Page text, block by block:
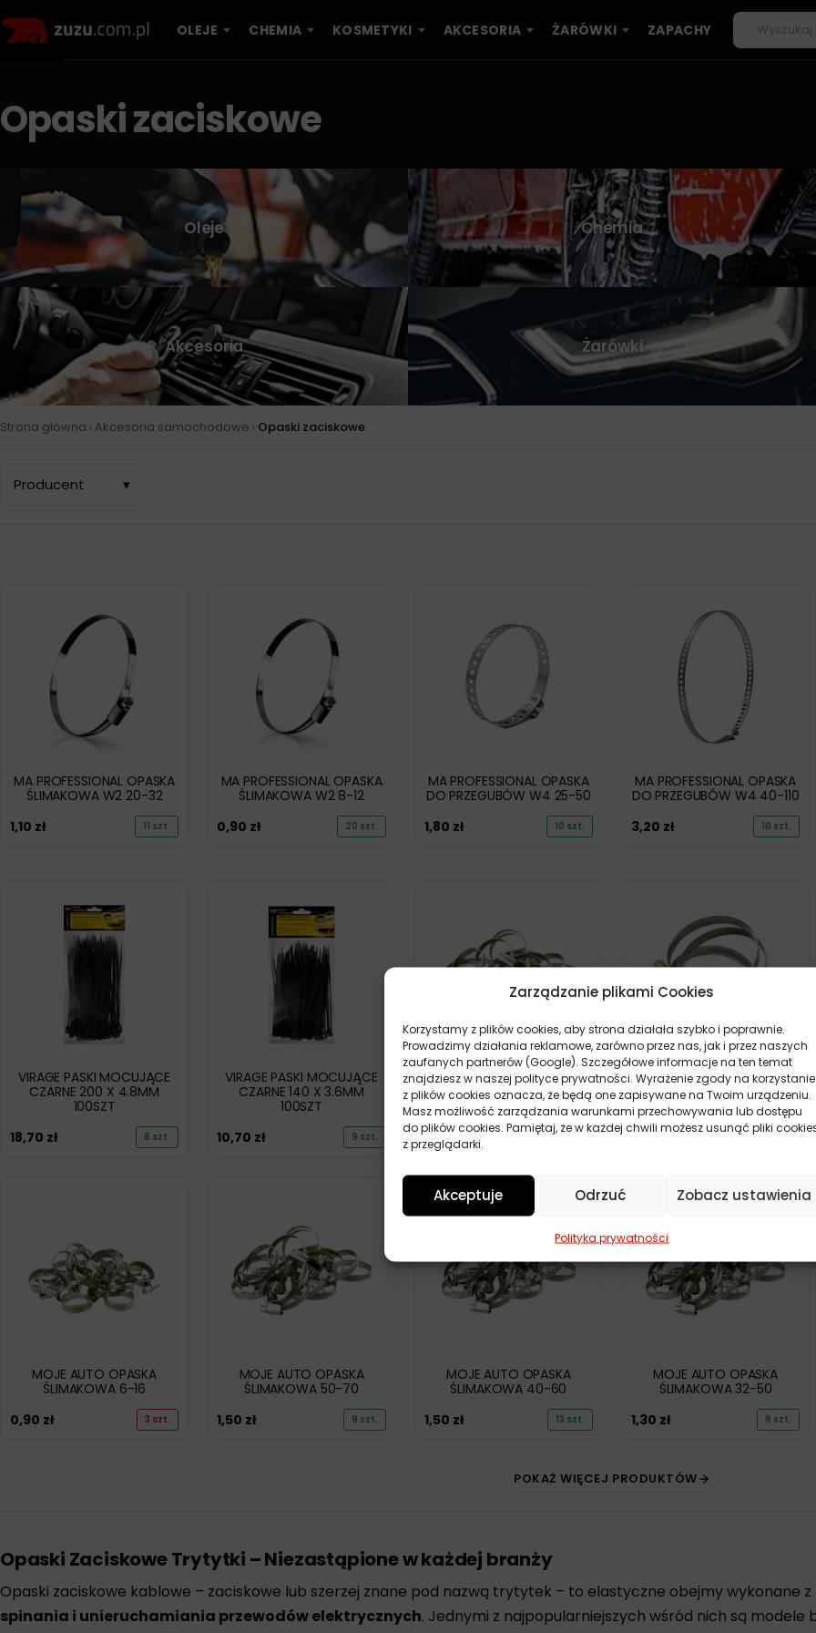
Zarządzanie plikami Cookies
Korzystamy z plików cookies, aby strona działała szybko i poprawnie.
Prowadzimy działania reklamowe, zarówno przez nas, jak i przez naszych
zaufanych partnerów (Google). Szczegółowe informacje na ten temat
znajdziesz w naszej polityce prywatności. Wyrażenie zgody na korzystanie
z plików cookies oznacza, że będą one zapisywane na Twoim urządzeniu.
Masz możliwość zarządzania warunkami przechowywania lub dostępu
do plików cookies. Pamiętaj, że w każdej chwili możesz usunąć pliki
z przeglądarki.
Akceptuje Odrzuć Zobacz ustawienia
Polityka prywatności
OLEJE CHEMIA KOSMETYKI AKCESORIA ŻARÓWKI ZAPACHY
Opaski zaciskowe
Oleje Chemia
Akcesoria Żarówki
Strona główna › Akcesoria samochodowe › Opaski zaciskowe
Producent ▾
MA PROFESSIONAL OPASKA
ŚLIMAKOWA W2 20-32
1,10 zł 11 szt.
MA PROFESSIONAL OPASKA
ŚLIMAKOWA W2 8-12
0,90 zł 20 szt.
MA PROFESSIONAL OPASKA
DO PRZEGUBÓW W4 25-50
1,80 zł 10 szt.
MA PROFESSIONAL OPASKA
DO PRZEGUBÓW W4 40-110
3,20 zł 10 szt.
VIRAGE PASKI MOCUJĄCE
CZARNE 200 X 4.8MM
100SZT
18,70 zł 8 szt.
VIRAGE PASKI MOCUJĄCE
CZARNE 140 X 3.6MM
100SZT
10,70 zł 9 szt.
MOJE AUTO OPASKA
ŚLIMAKOWA 90-110
1,90zł 10 szt.
MOJE AUTO OPASKA
ŚLIMAKOWA 80-100
1,80 zł 7 szt.
MOJE AUTO OPASKA
ŚLIMAKOWA 6-16
0,90 zł 3 szt.
MOJE AUTO OPASKA
ŚLIMAKOWA 50-70
1,50 zł 9 szt.
MOJE AUTO OPASKA
ŚLIMAKOWA 40-60
1,50 zł 13 szt.
MOJE AUTO OPASKA
ŚLIMAKOWA 32-50
1,30 zł 8 szt.
POKAŻ WIĘCEJ PRODUKTÓW
Opaski Zaciskowe Trytytki – Niezastąpione w każdej branży
Opaski zaciskowe kablowe – zaciskowe lub szerzej znane pod nazwą trytytek – to elastyczne obejmy wykonane
spinania i unieruchamiania przewodów elektrycznych. Jednymi z najpopularniejszych wśród nich są modele